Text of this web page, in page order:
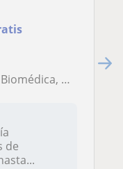
impartir de forma online o presencial
de